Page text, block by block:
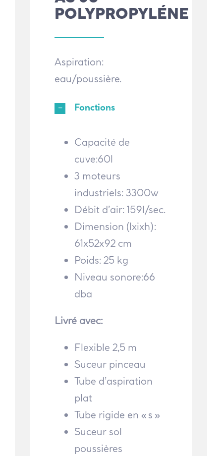
POLYPROPYLÉNE
Aspiration:
eau/poussière.
Fonctions
Capacité de
cuve:60l
3 moteurs
industriels: 3300w
Débit d’air: 159l/sec.
Dimension (lxixh):
61x52x92 cm
Poids: 25 kg
Niveau sonore:66
dba
Livré avec:
Flexible 2,5 m
Suceur pinceau
Tube d’aspiration
plat
Tube rigide en « s »
Suceur sol
poussières